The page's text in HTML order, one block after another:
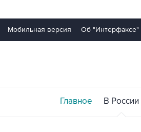
Мобильная версия Об "Интерфаксе"
Главное В России